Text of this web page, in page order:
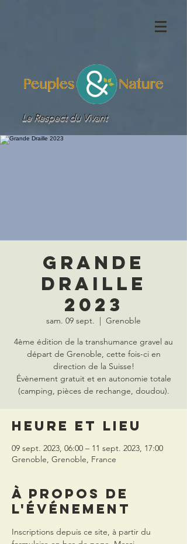
Le Respect du Vivant
Grande
Draille
2023
sam. 09 sept.
  |
Grenoble
4ème édition de la transhumance gravel au
départ de Grenoble, cette fois-ci en
direction de la Suisse!
Évènement gratuit et en autonomie totale
(camping, pièces de rechange, doudou).
Heure et lieu
09 sept. 2023, 06:00 – 11 sept. 2023, 17:00
Grenoble, Grenoble, France
À propos de
l'événement
Inscriptions depuis ce site, à partir du